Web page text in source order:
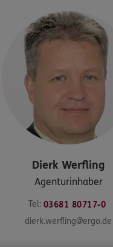
Dierk Werfling
Agenturinhaber
Tel: 03681 80717-0
dierk.werfling@ergo.de